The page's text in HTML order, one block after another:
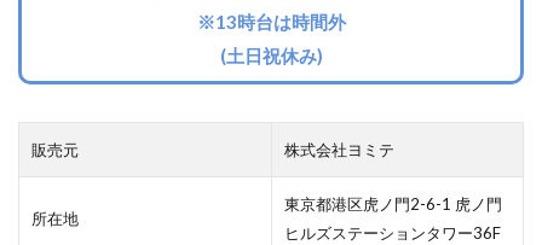
※13時台は時間外
(土日祝休み)
販売元 株式会社ヨミテ
所在地
東京都港区虎ノ門2-6-1 虎ノ門
ヒルズステーションタワー36F